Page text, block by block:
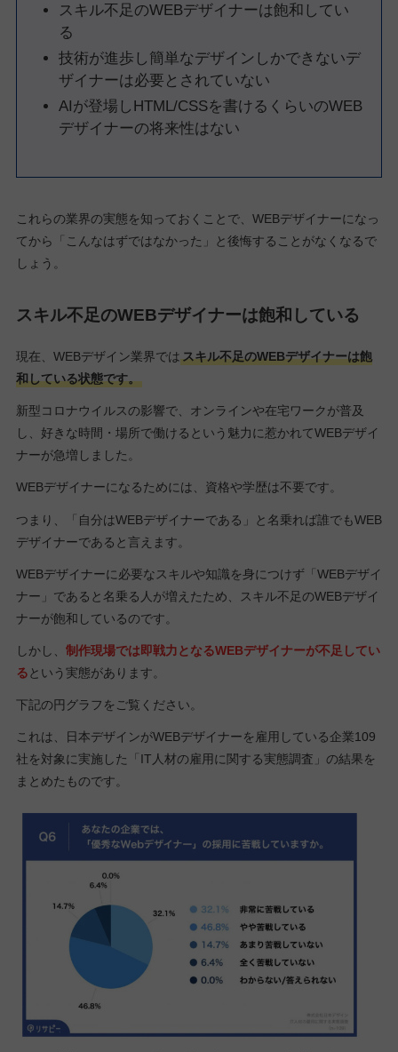
スキル不足のWEBデザイナーは飽和してい
る
技術が進歩し簡単なデザインしかできないデ
ザイナーは必要とされていない
AIが登場しHTML/CSSを書けるくらいのWEB
デザイナーの将来性はない
これらの業界の実態を知っておくことで、WEBデザイナーになっ
てから「こんなはずではなかった」と後悔することがなくなるで
しょう。
スキル不足のWEBデザイナーは飽和している
現在、WEBデザイン業界ではスキル不足のWEBデザイナーは飽
和している状態です。
新型コロナウイルスの影響で、オンラインや在宅ワークが普及
し、好きな時間・場所で働けるという魅力に惹かれてWEBデザイ
ナーが急増しました。
WEBデザイナーになるためには、資格や学歴は不要です。
つまり、「自分はWEBデザイナーである」と名乗れば誰でもWEB
デザイナーであると言えます。
WEBデザイナーに必要なスキルや知識を身につけず「WEBデザイ
ナー」であると名乗る人が増えたため、スキル不足のWEBデザイ
ナーが飽和しているのです。
しかし、 制作現場では即戦力となるWEBデザイナーが不足してい
るという実態があります。
下記の円グラフをご覧ください。
これは、日本デザインがWEBデザイナーを雇用している企業109
社を対象に実施した「IT人材の雇用に関する実態調査」の結果を
まとめたものです。